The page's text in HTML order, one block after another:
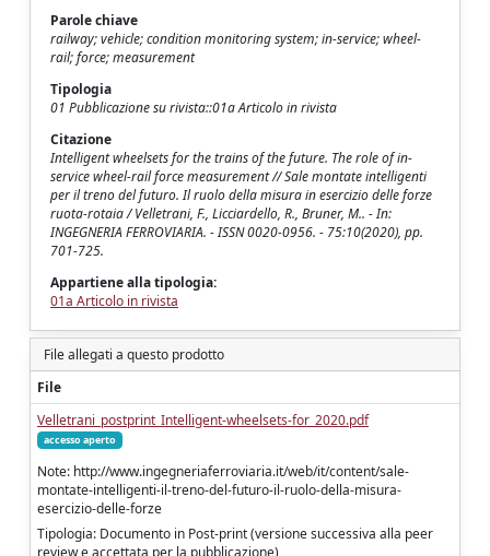
Parole chiave
railway; vehicle; condition monitoring system; in-service; wheel-
rail; force; measurement
Tipologia
01 Pubblicazione su rivista::01a Articolo in rivista
Citazione
Intelligent wheelsets for the trains of the future. The role of in-
service wheel-rail force measurement // Sale montate intelligenti
per il treno del futuro. Il ruolo della misura in esercizio delle forze
ruota-rotaia / Velletrani, F., Licciardello, R., Bruner, M.. - In:
INGEGNERIA FERROVIARIA. - ISSN 0020-0956. - 75:10(2020), pp.
701-725.
Appartiene alla tipologia:
01a Articolo in rivista
File allegati a questo prodotto
File
Velletrani_postprint_Intelligent-wheelsets-for_2020.pdf
accesso aperto
Note: http://www.ingegneriaferroviaria.it/web/it/content/sale-
montate-intelligenti-il-treno-del-futuro-il-ruolo-della-misura-
esercizio-delle-forze
Tipologia: Documento in Post-print (versione successiva alla peer
review e accettata per la pubblicazione)